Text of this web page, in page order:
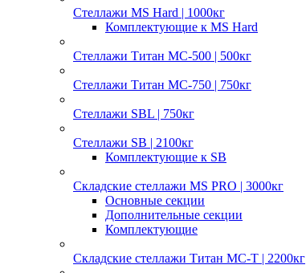
Стеллажи MS Hard | 1000кг
Комплектующие к MS Hard
Стеллажи Титан МС-500 | 500кг
Стеллажи Титан МС-750 | 750кг
Стеллажи SBL | 750кг
Стеллажи SB | 2100кг
Комплектующие к SB
Складские стеллажи MS PRO | 3000кг
Основные секции
Дополнительные секции
Комплектующие
Складские стеллажи Титан МС-Т | 2200кг